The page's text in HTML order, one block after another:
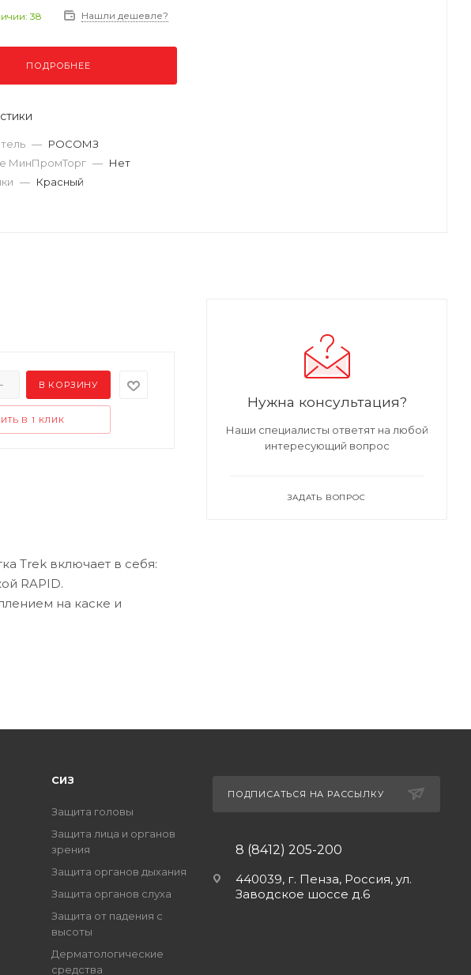
38 Нашли дешевле?
ПОДРОБНЕЕ
— РОСОМЗ
МинПромТорг — Нет
— Красный
В КОРЗИНУ
В 1 КЛИК
Trek включает в себя:
RAPID.
на каске и
Нужна консультация?
Наши специалисты ответят на любой
интересующий вопрос
ЗАДАТЬ ВОПРОС
СИЗ
Защита головы
Защита лица и органов
зрения
Защита органов дыхания
Защита органов слуха
Защита от падения с
высоты
Дерматологические
средства
ПОДПИСАТЬСЯ НА РАССЫЛКУ
8 (8412) 205-200
440039, г. Пенза, Россия, ул.
Заводское шоссе д.6